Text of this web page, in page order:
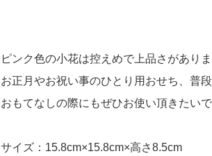
ピンク色の小花は控えめで上品さがありま
お正月やお祝い事のひとり用おせち、普
おもてなしの際にもぜひお使い頂きたいで
サイズ：15.8cm×15.8cm×高さ8.5cm